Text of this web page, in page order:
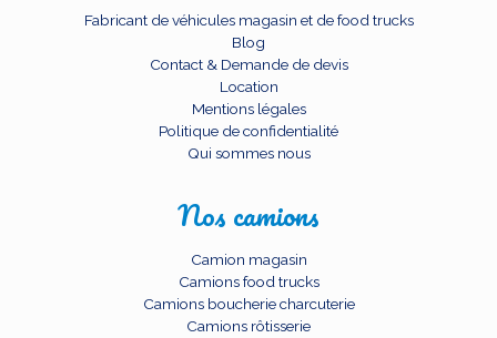
Fabricant de véhicules magasin et de food trucks
Blog
Contact & Demande de devis
Location
Mentions légales
Politique de confidentialité
Qui sommes nous
Nos camions
Camion magasin
Camions food trucks
Camions boucherie charcuterie
Camions rôtisserie